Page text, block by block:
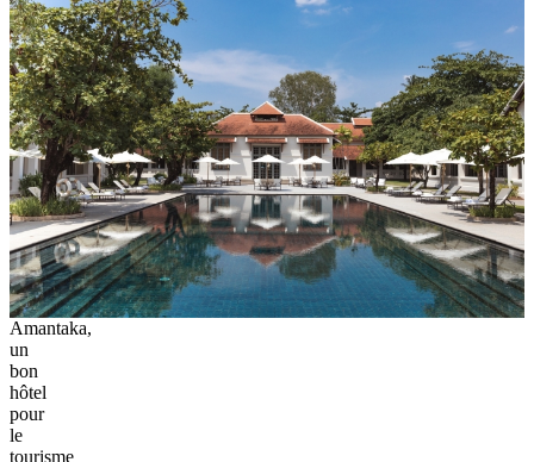
Amantaka,
un
bon
hôtel
pour
le
tourisme